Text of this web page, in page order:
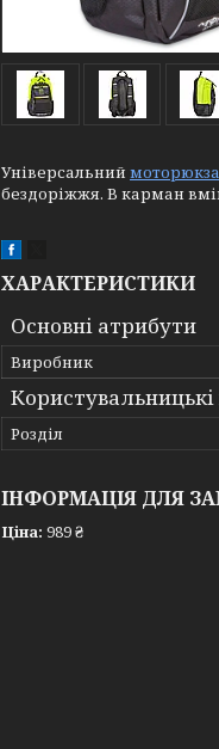
Універсальний
бездоріжжя. В карман
ХАРАКТЕРИСТИКИ
Основні атрибути
Виробник
Розділ
ІНФОРМАЦІЯ ДЛЯ
Ціна: 989 ₴